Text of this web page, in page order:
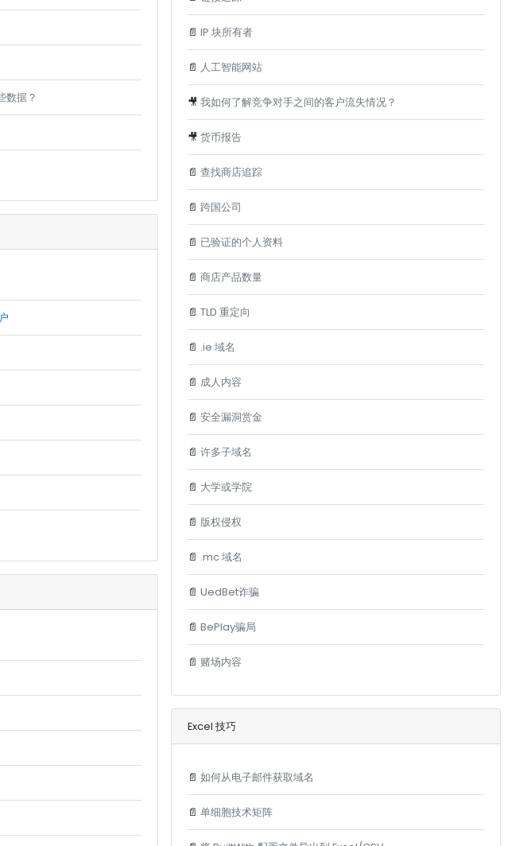
数据？
📄 IP 块所有者
📄 人工智能网站
🎥 我如何了解竞争对手之间的客户流失情况？
🎥 货币报告
📄 查找商店追踪
📄 跨国公司
📄 已验证的个人资料
📄 商店产品数量
📄 TLD 重定向
📄 .ie 域名
📄 成人内容
📄 安全漏洞赏金
📄 许多子域名
📄 大学或学院
📄 版权侵权
📄 .mc 域名
📄 UedBet诈骗
📄 BePlay骗局
📄 赌场内容
Excel 技巧
📄 如何从电子邮件获取域名
📄 单细胞技术矩阵